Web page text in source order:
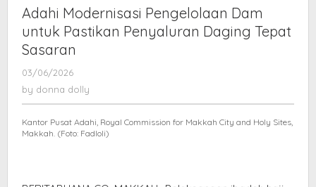
Pengelolaan
Dam
Tepat
Sasaran
Adahi Modernisasi Pengelolaan Dam
untuk Pastikan Penyaluran Daging Tepat
Sasaran
03/06/2026
donna
by donna dolly
Kantor Pusat Adahi, Royal Commission for Makkah City and Holy Sites,
Makkah. (Foto: Fadloli)